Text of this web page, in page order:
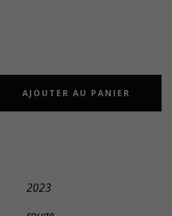
AJOUTER AU PANIER
2023